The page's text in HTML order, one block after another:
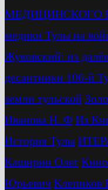
МЕДИЦИНСКОГО
медики Тулы на
Жуковский: из
десантники 106-й
земли тульской
Иванова Н. Ф Из
История Тулы
Каширин Олег
Юрьевич Клепиков